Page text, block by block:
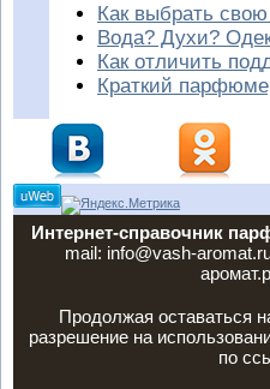
Как выбрать
Вода? Духи?
Как отличить
Краткий
Интернет-справочник
mail: info@vash-
Продолжая оставаться
разрешение на
по